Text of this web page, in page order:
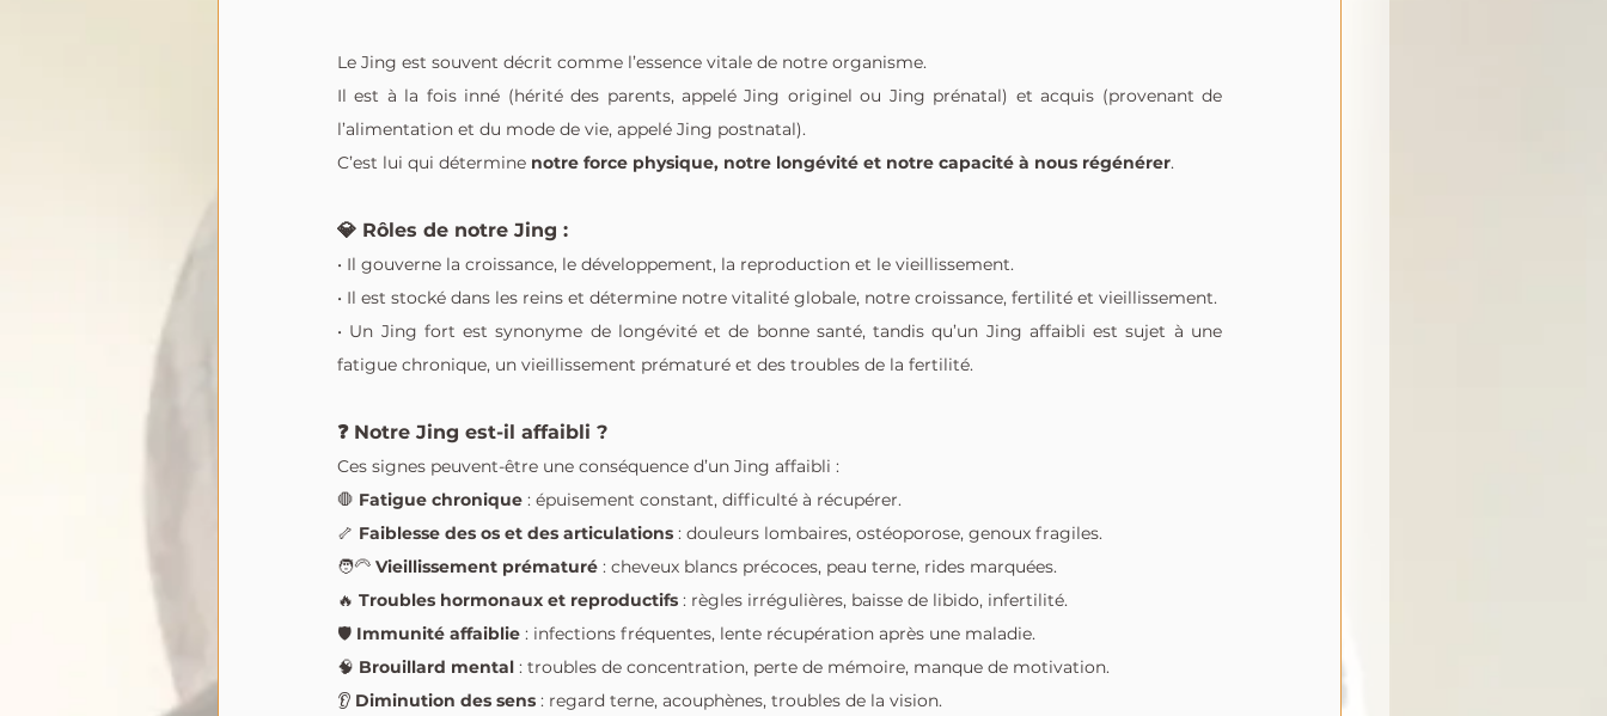
Le Jing est souvent décrit comme l’essence vitale de notre organisme.
Il est à la fois inné (hérité des parents, appelé Jing originel ou Jing prénatal) et acquis (provenant de
l’alimentation et du mode de vie, appelé Jing postnatal).
C’est lui qui détermine notre force physique, notre longévité et notre capacité à nous régénérer.
💎 Rôles de notre Jing :
• Il gouverne la croissance, le développement, la reproduction et le vieillissement.
• Il est stocké dans les reins et détermine notre vitalité globale, notre croissance, fertilité et vieillissement.
• Un Jing fort est synonyme de longévité et de bonne santé, tandis qu’un Jing affaibli est sujet à une
fatigue chronique, un vieillissement prématuré et des troubles de la fertilité.
❓ Notre Jing est-il affaibli ?
Ces signes peuvent-être une conséquence d’un Jing affaibli :
🛑 Fatigue chronique : épuisement constant, difficulté à récupérer.
🦴 Faiblesse des os et des articulations : douleurs lombaires, ostéoporose, genoux fragiles.
🧑‍🦳 Vieillissement prématuré : cheveux blancs précoces, peau terne, rides marquées.
🔥 Troubles hormonaux et reproductifs : règles irrégulières, baisse de libido, infertilité.
🛡 Immunité affaiblie : infections fréquentes, lente récupération après une maladie.
🧠 Brouillard mental : troubles de concentration, perte de mémoire, manque de motivation.
👂 Diminution des sens : regard terne, acouphènes, troubles de la vision.